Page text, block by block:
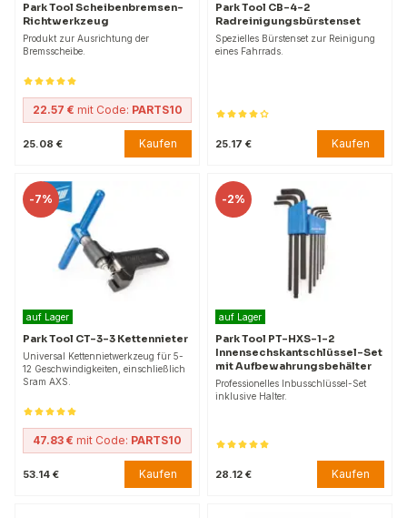
Park Tool Scheibenbremsen-
Richtwerkzeug
Produkt zur Ausrichtung der
Bremsscheibe.
22.57 € mit Code: PARTS10
25.08 € Kaufen
Park Tool CB-4-2
Radreinigungsbürstenset
Spezielles Bürstenset zur Reinigung
eines Fahrrads.
25.17 € Kaufen
-7%
auf Lager
Park Tool CT-3-3 Kettennieter
Universal Kettennietwerkzeug für 5-
12 Geschwindigkeiten, einschließlich
Sram AXS.
47.83 € mit Code: PARTS10
53.14 € Kaufen
-2%
auf Lager
Park Tool PT-HXS-1-2
Innensechskantschlüssel-Set
mit Aufbewahrungsbehälter
Professionelles Inbusschlüssel-Set
inklusive Halter.
28.12 € Kaufen